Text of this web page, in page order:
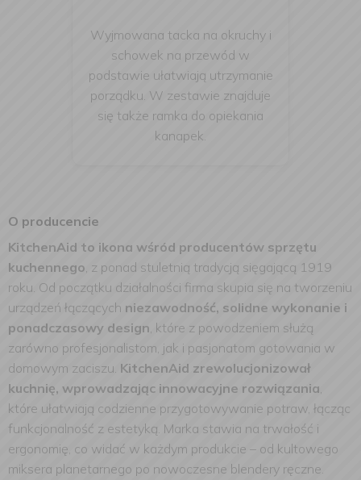
Wyjmowana tacka na okruchy i
schowek na przewód w
podstawie ułatwiają utrzymanie
porządku. W zestawie znajduje
się także ramka do opiekania
kanapek.
O producencie
KitchenAid to ikona wśród producentów sprzętu
kuchennego, z ponad stuletnią tradycją sięgającą 1919
roku. Od początku działalności firma skupia się na tworzeniu
urządzeń łączących niezawodność, solidne wykonanie i
ponadczasowy design, które z powodzeniem służą
zarówno profesjonalistom, jak i pasjonatom gotowania w
domowym zaciszu. KitchenAid zrewolucjonizował
kuchnię, wprowadzając innowacyjne rozwiązania,
które ułatwiają codzienne przygotowywanie potraw, łącząc
funkcjonalność z estetyką. Marka stawia na trwałość i
ergonomię, co widać w każdym produkcie – od kultowego
miksera planetarnego po nowoczesne blendery ręczne.